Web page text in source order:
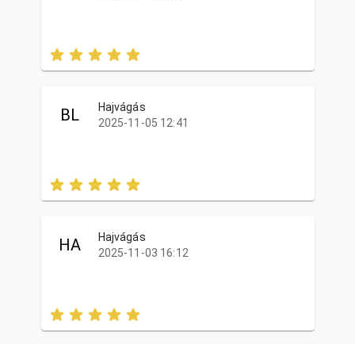
BL
Hajvágás
2025-11-05 12:41
HA
Hajvágás
2025-11-03 16:12